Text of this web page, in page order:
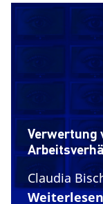
Verwertung
Claudia
Weiterlesen